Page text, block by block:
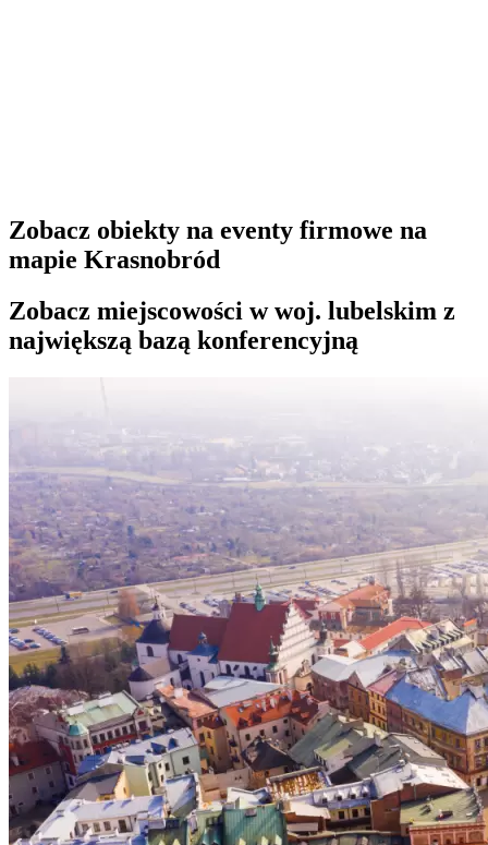
Zobacz obiekty na eventy firmowe na
mapie Krasnobród
Zobacz miejscowości w woj. lubelskim z
największą bazą konferencyjną